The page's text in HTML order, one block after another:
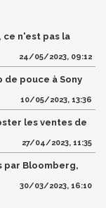
ce n'est pas la
24/05/2023, 09:12
de pouce à Sony
10/05/2023, 13:36
les ventes de
27/04/2023, 11:35
par Bloomberg,
30/03/2023, 16:10